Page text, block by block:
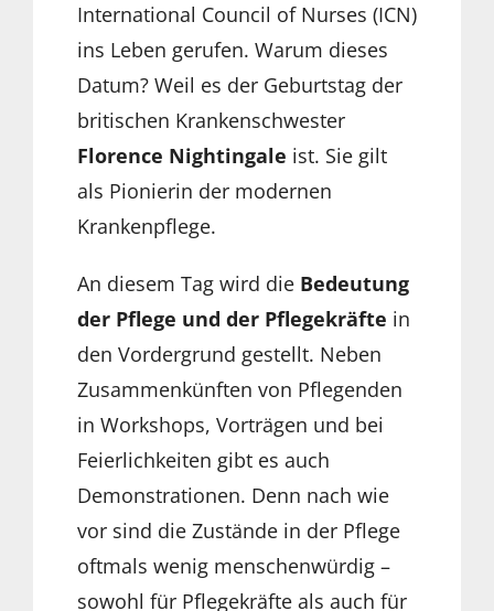
International Council of Nurses (ICN)
ins Leben gerufen. Warum dieses
Datum? Weil es der Geburtstag der
britischen Krankenschwester
Florence Nightingale ist. Sie gilt
als Pionierin der modernen
Krankenpflege.
An diesem Tag wird die Bedeutung
der Pflege und der Pflegekräfte in
den Vordergrund gestellt. Neben
Zusammenkünften von Pflegenden
in Workshops, Vorträgen und bei
Feierlichkeiten gibt es auch
Demonstrationen. Denn nach wie
vor sind die Zustände in der Pflege
oftmals wenig menschenwürdig –
sowohl für Pflegekräfte als auch für